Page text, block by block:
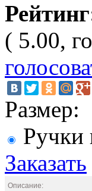
( 5.00,
Размер:
Ручки
Заказать
Описание: